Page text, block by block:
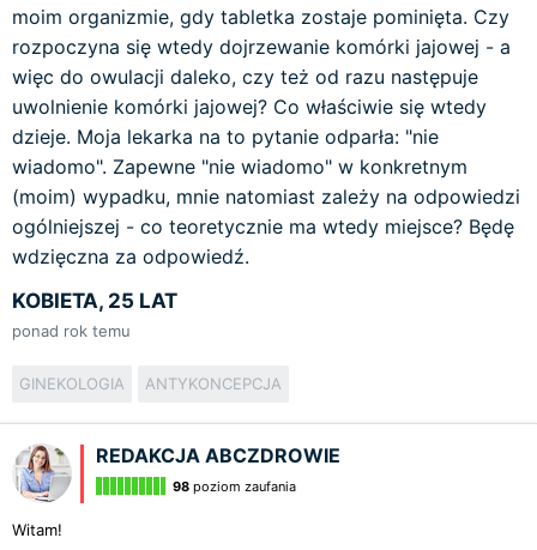
moim organizmie, gdy tabletka zostaje pominięta. Czy
rozpoczyna się wtedy dojrzewanie komórki jajowej - a
więc do owulacji daleko, czy też od razu następuje
uwolnienie komórki jajowej? Co właściwie się wtedy
dzieje. Moja lekarka na to pytanie odparła: "nie
wiadomo". Zapewne "nie wiadomo" w konkretnym
(moim) wypadku, mnie natomiast zależy na odpowiedzi
ogólniejszej - co teoretycznie ma wtedy miejsce? Będę
wdzięczna za odpowiedź.
KOBIETA, 25 LAT
ponad rok temu
GINEKOLOGIA ANTYKONCEPCJA
REDAKCJA ABCZDROWIE
98 poziom zaufania
Witam!